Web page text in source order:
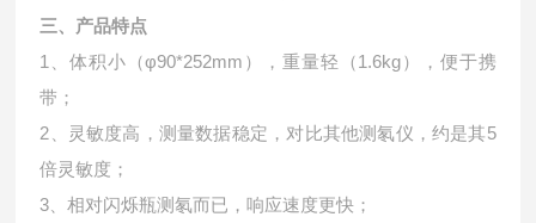
三、产品特点
1、体积小（φ90*252mm），重量轻（1.6kg），便于携
带；
2、灵敏度高，测量数据稳定，对比其他测氡仪，约是其5
倍灵敏度；
3、相对闪烁瓶测氡而已，响应速度更快；